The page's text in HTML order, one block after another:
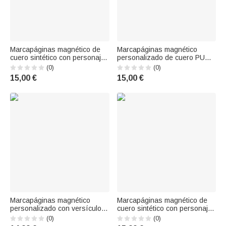
Marcapáginas magnético de
cuero sintético con personaje
de dibujos animados
personalizado y flor del mes
de nacimiento, con texto en la
vuelta al cole y del Día del
(0)
15,00 €
Marcapáginas magnético
personalizado de cuero PU
con diseño de flor de
nacimiento pintado al óleo en
varios colores y con el
y como regalo de cumpleaños
(0)
15,00 €
Marcapáginas magnético
personalizado con versículo
bíblico y nombre: regalo
religioso para bautizos,
(0)
Marcapáginas magnético de
cuero sintético con personaje
de dibujos animados, flor de
nacimiento (mariposa) y
(0)